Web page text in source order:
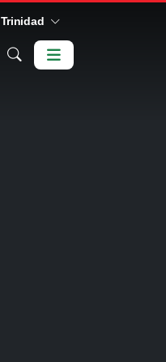
Trinidad